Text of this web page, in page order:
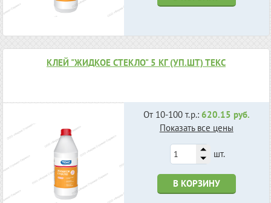
КЛЕЙ "ЖИДКОЕ СТЕКЛО" 5 КГ (УП.ШТ) ТЕКС
От 10-100 т.р.: 620.15 руб.
Показать все цены
шт.
В КОРЗИНУ